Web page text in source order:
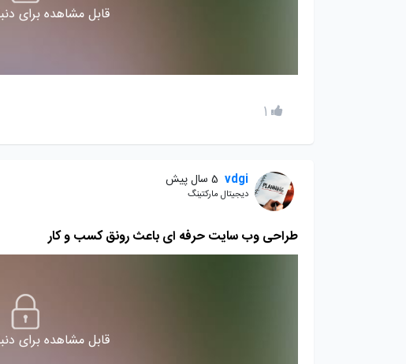
قابل مشاهده برای
1
vdgi 5 سال پیش
دیجیتال مارکتینگ
طراحی وب سایت حرفه ای باعث رونق کسب و کار
قابل مشاهده برای